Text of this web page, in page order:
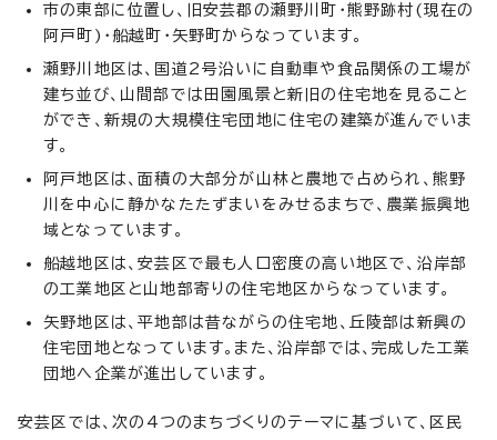
市の東部に位置し、旧安芸郡の瀬野川町・熊野跡村(現在の
阿戸町)・船越町・矢野町からなっています。
瀬野川地区は、国道2号沿いに自動車や食品関係の工場が
建ち並び、山間部では田園風景と新旧の住宅地を見ること
ができ、新規の大規模住宅団地に住宅の建築が進んでいま
す。
阿戸地区は、面積の大部分が山林と農地で占められ、熊野
川を中心に静かなたたずまいをみせるまちで、農業振興地
域となっています。
船越地区は、安芸区で最も人口密度の高い地区で、沿岸部
の工業地区と山地部寄りの住宅地区からなっています。
矢野地区は、平地部は昔ながらの住宅地、丘陵部は新興の
住宅団地となっています。また、沿岸部では、完成した工業
団地へ企業が進出しています。
安芸区では、次の4つのまちづくりのテーマに基づいて、区民